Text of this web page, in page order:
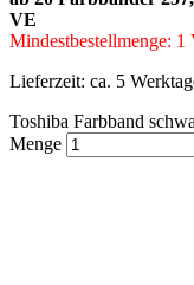
VE
Mindestbestellmenge:
Lieferzeit: ca. 5
Toshiba Farbband
Menge